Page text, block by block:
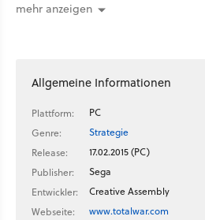
mehr anzeigen
Allgemeine Informationen
Plattform:
PC
Genre:
Strategie
Release:
17.02.2015 (PC)
Publisher:
Sega
Entwickler:
Creative Assembly
Webseite:
www.totalwar.com